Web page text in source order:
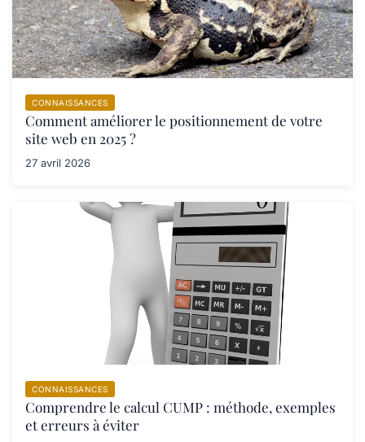
CONNAISSANCES
Comment améliorer le positionnement de votre
site web en 2025 ?
27 avril 2026
CONNAISSANCES
Comprendre le calcul CUMP : méthode, exemples
et erreurs à éviter